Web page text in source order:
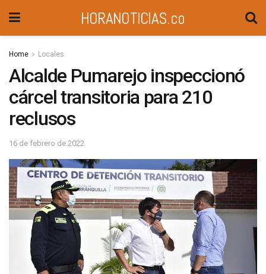
HORANOTICIAS.co
Home Locales
Alcalde Pumarejo inspeccionó
cárcel transitoria para 210
reclusos
16 de febrero de 2022